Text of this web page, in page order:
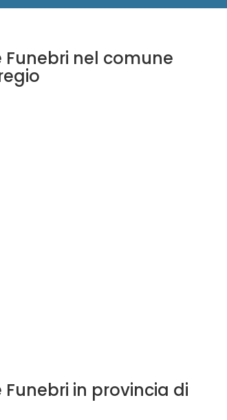
Funebri nel comune
Funebri in provincia di